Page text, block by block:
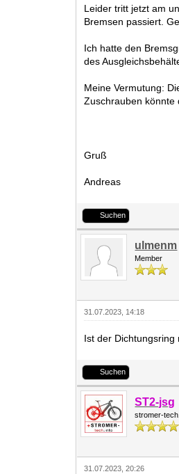
Leider tritt jetzt am
Bremsen passiert.
Ich hatte den
des
Meine Vermutung:
Zuschrauben
Gruß
Andreas
Suchen
ulmenm
Member
31.07.2023, 14:18
Ist der Dichtungsring
Suchen
ST2-jsg
stromer-
31.07.2023, 20:26